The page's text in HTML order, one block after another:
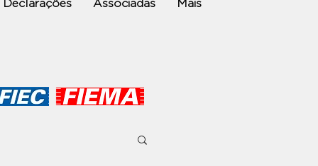
Declarações Associadas Mais